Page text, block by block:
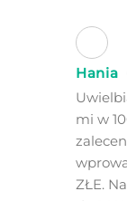
Hania
mi w
ZŁE.